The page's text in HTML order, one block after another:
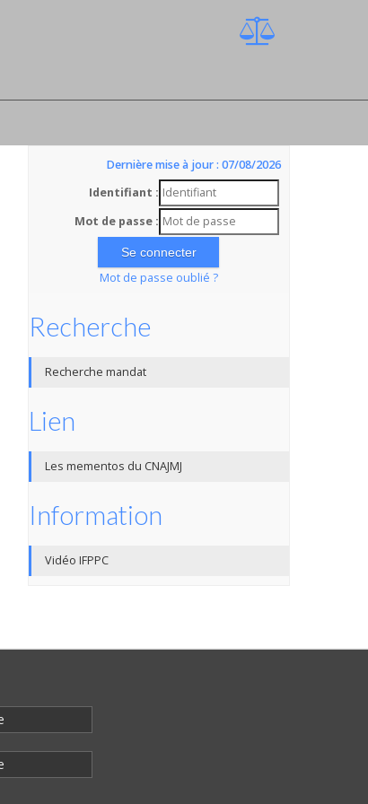
Dernière mise à jour : 07/08/2026
Identifiant :
Mot de passe :
Mot de passe oublié ?
Recherche
Recherche mandat
Lien
Les mementos du CNAJMJ
Information
Vidéo IFPPC